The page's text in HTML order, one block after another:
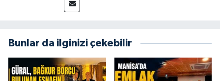
Bunlar da ilginizi çekebilir